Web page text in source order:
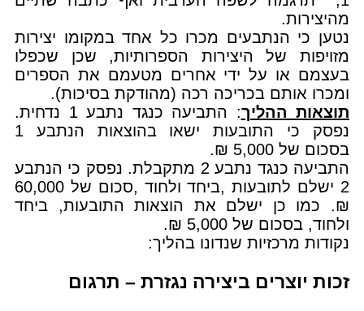
מהיצירות.
נטען כי הנתבעים מכרו כל אחד במקומו יצירות
מזויפות של היצירות הספרותיות, שכן שכפלו
בעצמם או על ידי אחרים מטעמם את הספרים
ומכרו אותם בכריכה רכה (מהודקת בסיכות).
תוצאות ההליך
: התביעה כנגד נתבע 1 נדחית.
נפסק כי התובעות ישאו בהוצאות הנתבע 1
בסכום של 5,000 ₪.
התביעה כנגד נתבע 2 מתקבלת. נפסק כי הנתבע
2 ישלם לתובעות ,ביחד ולחוד ,סכום של 60,000
₪. כמו כן ישלם את הוצאות התובעות, ביחד
ולחוד, בסכום של 5,000 ₪.
נקודות מרכזיות שנדונו בהליך:
זכות יוצרים ביצירה נגזרת – תרגום